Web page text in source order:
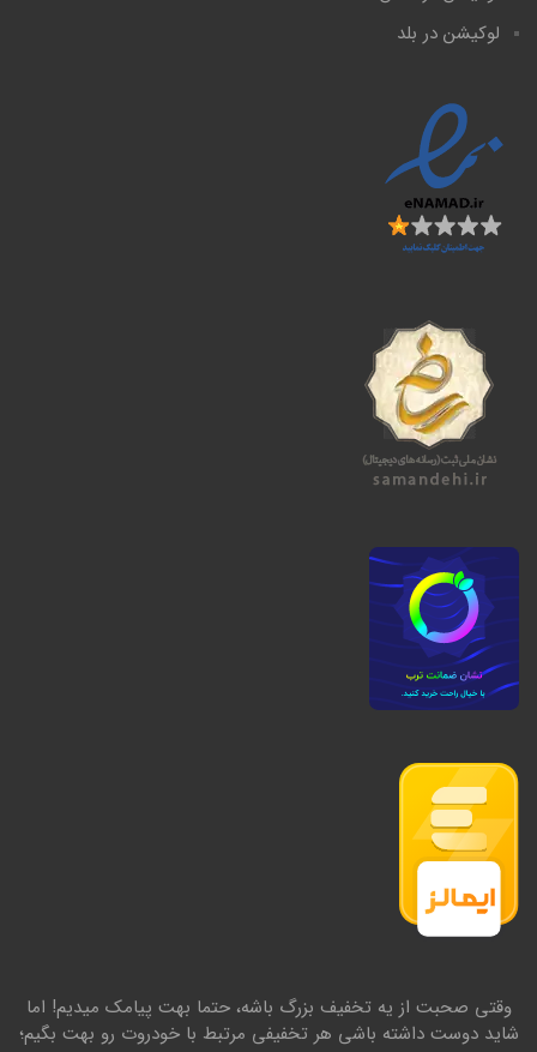
لوکیشن در بلد
وقتی صحبت از یه تخفیف بزرگ باشه، حتما بهت پیامک میدیم! اما
شاید دوست داشته باشی هر تخفیفی مرتبط با خودروت رو بهت بگیم؛